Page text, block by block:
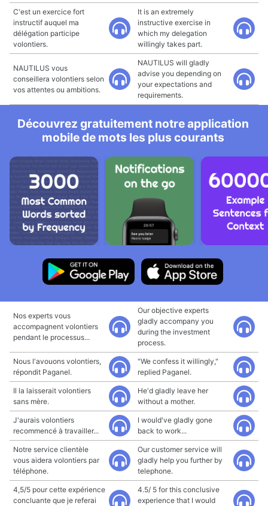
C'est un exercice fort
instructif auquel ma
délégation participe
volontiers.
It is an extremely
instructive exercise in
which my delegation
willingly takes part.
NAUTILUS vous
conseillera volontiers selon
vos attentes ou ambitions.
NAUTILUS will gladly
advise you depending on
your expectations and
requirements.
Découvrez gratuitement notre application
mobile de mots les plus courants
Nos experts vous
accompagnent volontiers
pendant le processus...
Our objective experts
gladly accompany you
during the investment
process.
Nous l'avouons volontiers,
répondit Paganel.
"We confess it willingly,"
replied Paganel.
Il la laisserait volontiers
sans mère.
He'd gladly leave her
without a mother.
J'aurais volontiers
recommencé à travailler...
I would've gladly gone
back to work...
Notre service clientèle
vous aidera volontiers par
téléphone.
Our customer service will
gladly help you further by
telephone.
4,5/5 pour cette expérience
concluante que je referai
4.5/ 5 for this conclusive
experience that I would